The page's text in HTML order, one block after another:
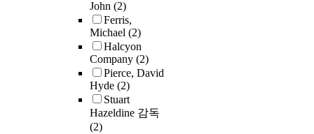
John (2)
Ferris,
Michael (2)
Halcyon
Company (2)
Pierce, David
Hyde (2)
Stuart
Hazeldine 감독
(2)